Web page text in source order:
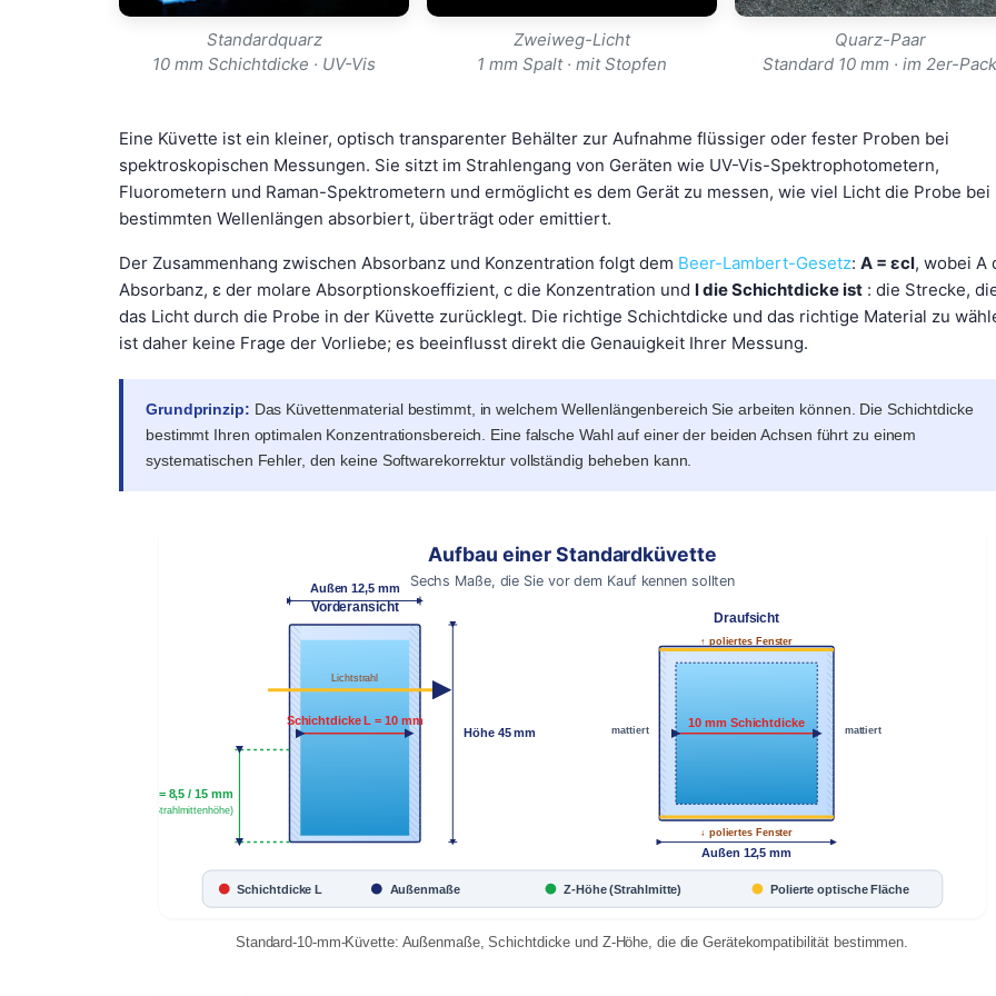
Standardquarz
10 mm Schichtdicke · UV-Vis
Zweiweg-Licht
1 mm Spalt · mit Stopfen
Quarz-Paar
Standard 10 mm · im 2er-Pack
Eine Küvette ist ein kleiner, optisch transparenter Behälter zur Aufnahme flüssiger oder fester Proben bei
spektroskopischen Messungen. Sie sitzt im Strahlengang von Geräten wie UV-Vis-Spektrophotometern,
Fluorometern und Raman-Spektrometern und ermöglicht es dem Gerät zu messen, wie viel Licht die Probe bei
bestimmten Wellenlängen absorbiert, überträgt oder emittiert.
Der Zusammenhang zwischen Absorbanz und Konzentration folgt dem Beer-Lambert-Gesetz: A = εcl, wobei A
Absorbanz, ε der molare Absorptionskoeffizient, c die Konzentration und l die Schichtdicke ist : die Strecke,
das Licht durch die Probe in der Küvette zurücklegt. Die richtige Schichtdicke und das richtige Material zu
ist daher keine Frage der Vorliebe; es beeinflusst direkt die Genauigkeit Ihrer Messung.
Grundprinzip: Das Küvettenmaterial bestimmt, in welchem Wellenlängenbereich Sie arbeiten können. Die Schichtdicke
bestimmt Ihren optimalen Konzentrationsbereich. Eine falsche Wahl auf einer der beiden Achsen führt zu einem
systematischen Fehler, den keine Softwarekorrektur vollständig beheben kann.
Aufbau einer Standardküvette
Sechs Maße, die Sie vor dem Kauf kennen sollten
Vorderansicht
Außen 12,5 mm
Schichtdicke L = 10 mm
Höhe 45 mm
Z = 8,5 / 15 mm
(Strahlmittenhöhe)
Lichtstrahl
Draufsicht
↑ poliertes Fenster
↓ poliertes Fenster
mattiert mattiert
10 mm Schichtdicke
Außen 12,5 mm
Schichtdicke L Außenmaße Z-Höhe (Strahlmitte) Polierte optische Fläche
Standard-10-mm-Küvette: Außenmaße, Schichtdicke und Z-Höhe, die die Gerätekompatibilität bestimmen.